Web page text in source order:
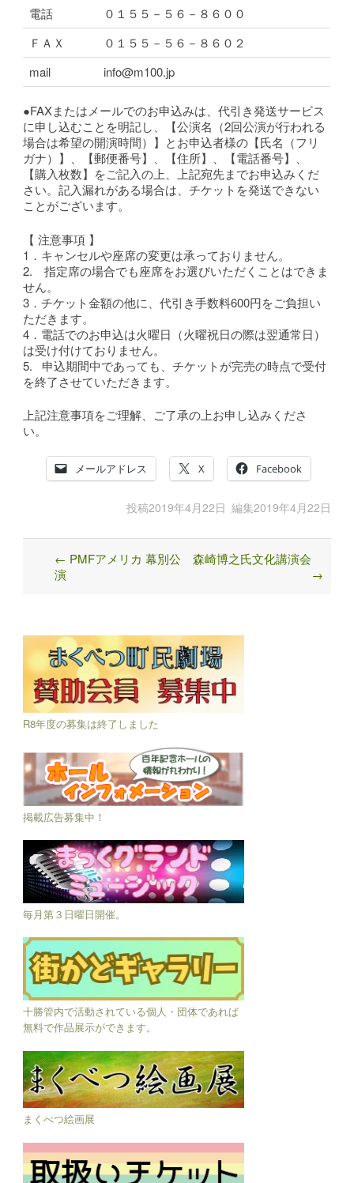
電話
０１５５－５６－８６００
ＦＡＸ
０１５５－５６－８６０２
mail
info@m100.jp
●FAXまたはメールでのお申込みは、代引き発送サービス
に申し込むことを明記し、【公演名（2回公演が行われる
場合は希望の開演時間）】とお申込者様の【氏名（フリ
ガナ）】、【郵便番号】、【住所】、【電話番号】、
【購入枚数】をご記入の上、上記宛先までお申込みくだ
さい。記入漏れがある場合は、チケットを発送できない
ことがございます。
【 注意事項 】
1．キャンセルや座席の変更は承っておりません。
2. 指定席の場合でも座席をお選びいただくことはできま
せん。
3．チケット金額の他に、代引き手数料600円をご負担い
ただきます。
4．電話でのお申込は火曜日（火曜祝日の際は翌通常日）
は受け付けておりません。
5. 申込期間中であっても、チケットが完売の時点で受付
を終了させていただきます。
上記注意事項をご理解、ご了承の上お申し込みくださ
い。
メールアドレス X Facebook
投稿2019年4月22日 編集2019年4月22日
Post
navigation
← PMFアメリカ 幕別公
演
森崎博之氏文化講演会
→
R8年度の募集は終了しました
掲載広告募集中！
毎月第３日曜日開催。
十勝管内で活動されている個人・団体であれば
無料で作品展示ができます。
まくべつ絵画展